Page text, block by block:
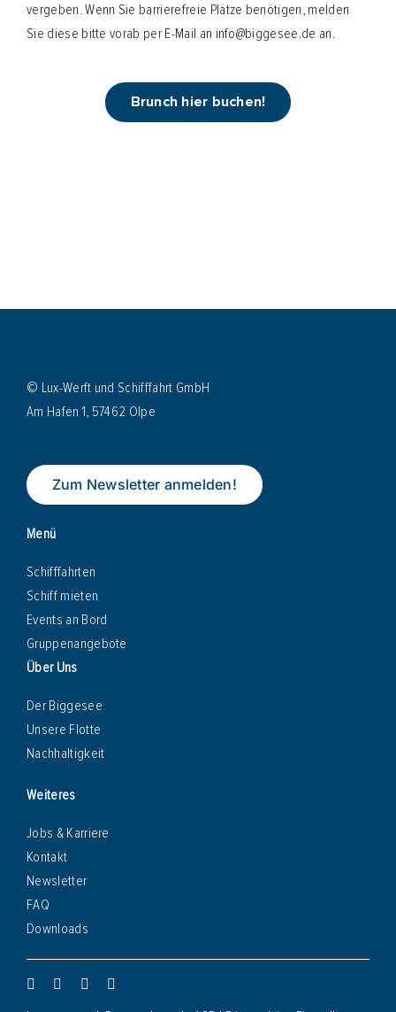
vergeben. Wenn Sie barrierefreie Plätze benötigen, melden
Sie diese bitte vorab per E-Mail an info@biggesee.de an.
Brunch hier buchen!
© Lux-Werft und Schifffahrt GmbH
Am Hafen 1, 57462 Olpe
Zum Newsletter anmelden!
Menü
Schifffahrten
Schiff mieten
Events an Bord
Gruppenangebote
Über Uns
Der Biggesee
Unsere Flotte
Nachhaltigkeit
Weiteres
Jobs & Karriere
Kontakt
Newsletter
FAQ
Downloads